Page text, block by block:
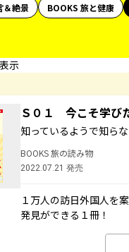
＆絶景
BOOKS 旅と健康
示
Ｓ０１ 今こそ学び
知っているようで知ら
BOOKS 旅の読み物
2022.07.21 発売
１万人の訪日外国人を
発見ができる１冊！